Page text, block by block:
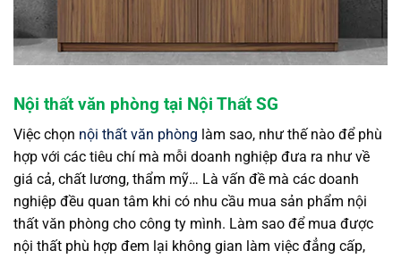
Nội thất văn phòng tại Nội Thất SG
Việc chọn nội thất văn phòng làm sao, như thế nào để phù
hợp với các tiêu chí mà mỗi doanh nghiệp đưa ra như về
giá cả, chất lương, thẩm mỹ… Là vấn đề mà các doanh
nghiệp đều quan tâm khi có nhu cầu mua sản phẩm nội
thất văn phòng cho công ty mình. Làm sao để mua được
nội thất phù hợp đem lại không gian làm việc đẳng cấp,